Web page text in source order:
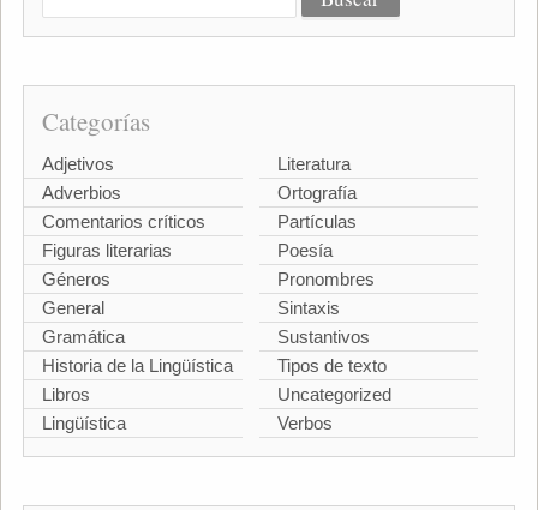
Categorías
Adjetivos
Adverbios
Comentarios críticos
Figuras literarias
Géneros
General
Gramática
Historia de la Lingüística
Libros
Lingüística
Literatura
Ortografía
Partículas
Poesía
Pronombres
Sintaxis
Sustantivos
Tipos de texto
Uncategorized
Verbos